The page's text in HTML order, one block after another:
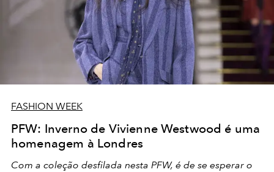
FASHION WEEK
PFW: Inverno de Vivienne Westwood é uma
homenagem à Londres
Com a coleção desfilada nesta PFW, é de se esperar o